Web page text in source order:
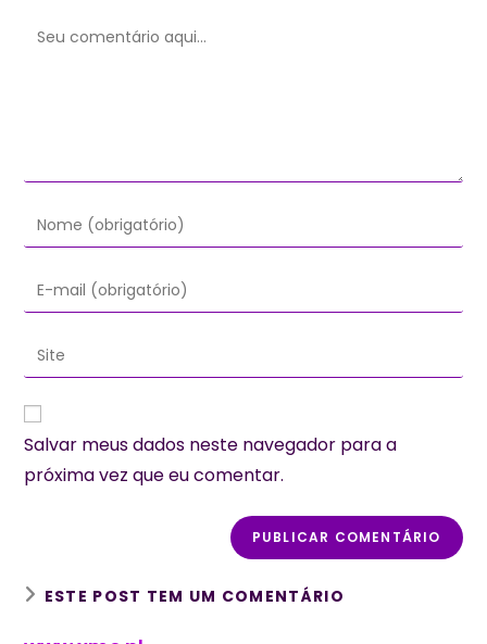
Comentário
Digite
seu
ou
de
usuário
para
comentar
Digite
seu
de
mail
para
comentar
Digite
o
URL
do
seu
site
Salvar meus dados neste navegador para a
próxima vez que eu comentar.
ESTE POST TEM UM COMENTÁRIO